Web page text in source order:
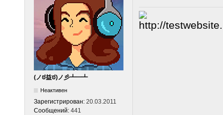
(ノಠ益ಠ)ノ彡┻━┻
Неактивен
Зарегистрирован: 20.03.2011
Сообщений: 441